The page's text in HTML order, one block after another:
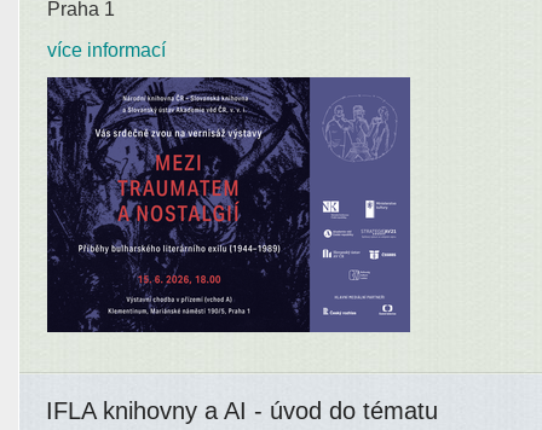
Praha 1
více informací
IFLA knihovny a AI - úvod do tématu